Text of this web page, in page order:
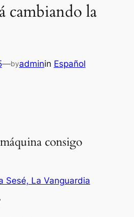
cambiando la
—byadminin Español
consigo
Sesé, La Vanguardia